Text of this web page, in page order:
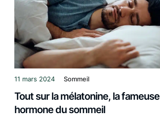
11 mars 2024 Sommeil
Tout sur la mélatonine, la fameuse
hormone du sommeil